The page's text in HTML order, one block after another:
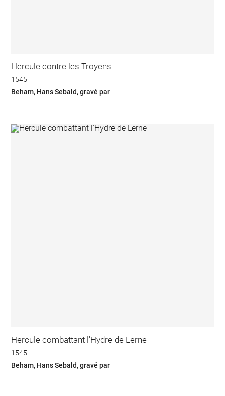
Hercule contre les Troyens
1545
Beham, Hans Sebald, gravé par
Hercule combattant l'Hydre de Lerne
1545
Beham, Hans Sebald, gravé par